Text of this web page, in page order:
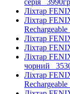
серія
Ліхтар
Ліхтар
Rechargeable
Ліхтар
Ліхтар
Ліхтар
чорний
Ліхтар
Rechargeable